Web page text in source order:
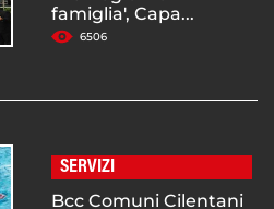
famiglia', Capa...
6506
SERVIZI
Bcc Comuni Cilentani